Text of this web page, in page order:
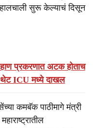
सुरू केल्याचं दिसून
प्रकरणात अटक होताच
थेट ICU मध्ये दाखल
कमबॅक पाठीमागे मंत्री